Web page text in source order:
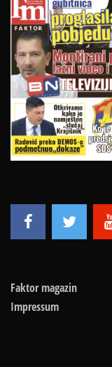
Faktor magazin
Impressum